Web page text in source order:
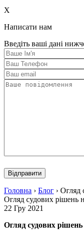
field
X
Написати нам
Введіть ваші дані
leave
this
field
empty.
Головна › Блог › Огляд
Огляд судових рішень
22 Гру 2021
Огляд судових